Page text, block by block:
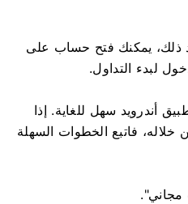
ذلك، يمكنك فتح حساب على
أندرويد سهل للغاية. إذا
فاتبع الخطوات السهلة